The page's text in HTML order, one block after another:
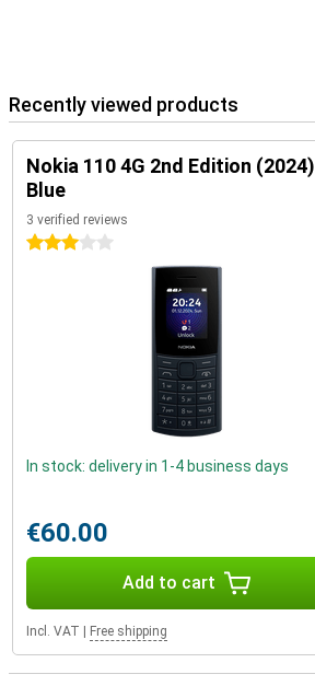
Recently viewed products
Nokia 110 4G 2nd Edition (2024)
Blue
3 verified reviews
3 stars
In stock: delivery in 1-4 business days
€60.00
Add to cart
Incl. VAT Free shipping